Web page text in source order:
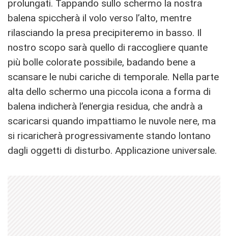
prolungati. Tappando sullo schermo la nostra
balena spiccherà il volo verso l’alto, mentre
rilasciando la presa precipiteremo in basso. Il
nostro scopo sarà quello di raccogliere quante
più bolle colorate possibile, badando bene a
scansare le nubi cariche di temporale. Nella parte
alta dello schermo una piccola icona a forma di
balena indicherà l’energia residua, che andrà a
scaricarsi quando impattiamo le nuvole nere, ma
si ricaricherà progressivamente stando lontano
dagli oggetti di disturbo. Applicazione universale.